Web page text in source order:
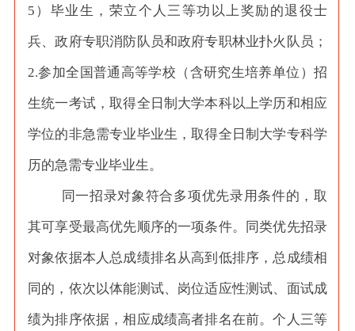
5）毕业生，荣立个人三等功以上奖励的退役士
兵、政府专职消防队员和政府专职林业扑火队员；
2.参加全国普通高等学校（含研究生培养单位）招
生统一考试，取得全日制大学本科以上学历和相应
学位的非急需专业毕业生，取得全日制大学专科学
历的急需专业毕业生。
同一招录对象符合多项优先录用条件的，取
其可享受最高优先顺序的一项条件。同类优先招录
对象依据本人总成绩排名从高到低排序，总成绩相
同的，依次以体能测试、岗位适应性测试、面试成
绩为排序依据，相应成绩高者排名在前。个人三等